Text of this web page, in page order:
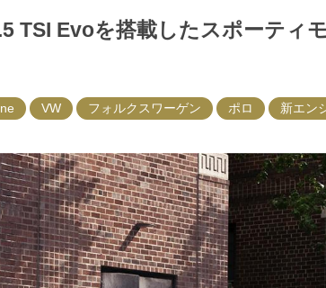
TSI Evoを搭載したスポーティ
VW フォルクスワーゲン ポロ 新エン